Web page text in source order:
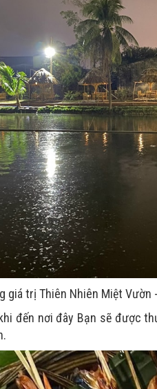
giá trị Thiên Nhiên Miệt Vườn
đến nơi đây Bạn sẽ được